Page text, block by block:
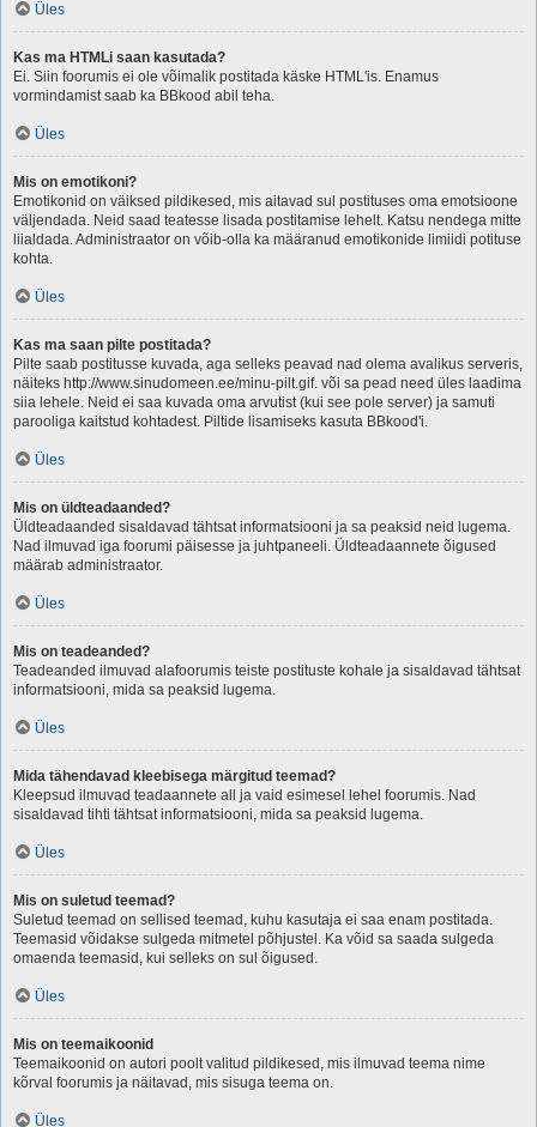
Üles
Kas ma HTMLi saan kasutada?
Ei. Siin foorumis ei ole võimalik postitada käske HTML'is. Enamus
vormindamist saab ka BBkood abil teha.
Üles
Mis on emotikoni?
Emotikonid on väiksed pildikesed, mis aitavad sul postituses oma emotsioone
väljendada. Neid saad teatesse lisada postitamise lehelt. Katsu nendega mitte
liialdada. Administraator on võib-olla ka määranud emotikonide limiidi potituse
kohta.
Üles
Kas ma saan pilte postitada?
Pilte saab postitusse kuvada, aga selleks peavad nad olema avalikus serveris,
näiteks http://www.sinudomeen.ee/minu-pilt.gif. või sa pead need üles laadima
siia lehele. Neid ei saa kuvada oma arvutist (kui see pole server) ja samuti
parooliga kaitstud kohtadest. Piltide lisamiseks kasuta BBkood'i.
Üles
Mis on üldteadaanded?
Üldteadaanded sisaldavad tähtsat informatsiooni ja sa peaksid neid lugema.
Nad ilmuvad iga foorumi päisesse ja juhtpaneeli. Üldteadaannete õigused
määrab administraator.
Üles
Mis on teadeanded?
Teadeanded ilmuvad alafoorumis teiste postituste kohale ja sisaldavad tähtsat
informatsiooni, mida sa peaksid lugema.
Üles
Mida tähendavad kleebisega märgitud teemad?
Kleepsud ilmuvad teadaannete all ja vaid esimesel lehel foorumis. Nad
sisaldavad tihti tähtsat informatsiooni, mida sa peaksid lugema.
Üles
Mis on suletud teemad?
Suletud teemad on sellised teemad, kuhu kasutaja ei saa enam postitada.
Teemasid võidakse sulgeda mitmetel põhjustel. Ka võid sa saada sulgeda
omaenda teemasid, kui selleks on sul õigused.
Üles
Mis on teemaikoonid
Teemaikoonid on autori poolt valitud pildikesed, mis ilmuvad teema nime
kõrval foorumis ja näitavad, mis sisuga teema on.
Üles